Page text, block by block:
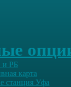
РБ
карта
станция Уфа